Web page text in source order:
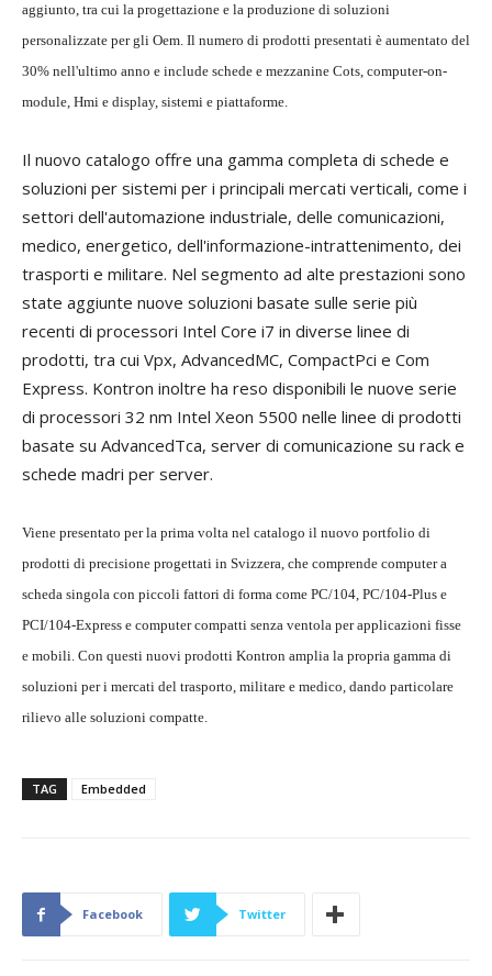
aggiunto, tra cui la progettazione e la produzione di soluzioni
personalizzate per gli Oem. Il numero di prodotti presentati è aumentato del
30% nell'ultimo anno e include schede e mezzanine Cots, computer-on-
module, Hmi e display, sistemi e piattaforme.
Il nuovo catalogo offre una gamma completa di schede e
soluzioni per sistemi per i principali mercati verticali, come i
settori dell'automazione industriale, delle comunicazioni,
medico, energetico, dell'informazione-intrattenimento, dei
trasporti e militare. Nel segmento ad alte prestazioni sono
state aggiunte nuove soluzioni basate sulle serie più
recenti di processori Intel Core i7 in diverse linee di
prodotti, tra cui Vpx, AdvancedMC, CompactPci e Com
Express. Kontron inoltre ha reso disponibili le nuove serie
di processori 32 nm Intel Xeon 5500 nelle linee di prodotti
basate su AdvancedTca, server di comunicazione su rack e
schede madri per server.
Viene presentato per la prima volta nel catalogo il nuovo portfolio di
prodotti di precisione progettati in Svizzera, che comprende computer a
scheda singola con piccoli fattori di forma come PC/104, PC/104-Plus e
PCI/104-Express e computer compatti senza ventola per applicazioni fisse
e mobili. Con questi nuovi prodotti Kontron amplia la propria gamma di
soluzioni per i mercati del trasporto, militare e medico, dando particolare
rilievo alle soluzioni compatte.
TAG Embedded
Facebook Twitter